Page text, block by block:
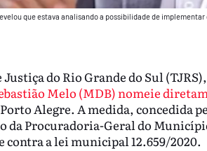
que estava analisando a possibilidade de
do Rio Grande do Sul
Melo (MDB) nomeie
Alegre. A medida, concedida
da Procuradoria-Geral do
a lei municipal 12.659/2020.